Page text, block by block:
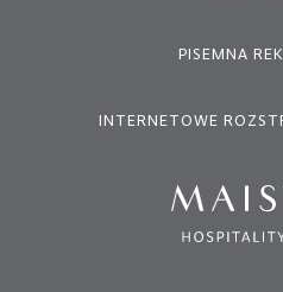
PISEMNA
INTERNETOWE